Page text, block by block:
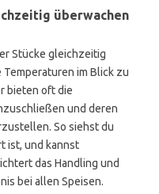
überwachen
Stücke gleichzeitig
im Blick zu
bieten oft die
und deren
So siehst du
ist, und kannst
das Handling und
bei allen Speisen.